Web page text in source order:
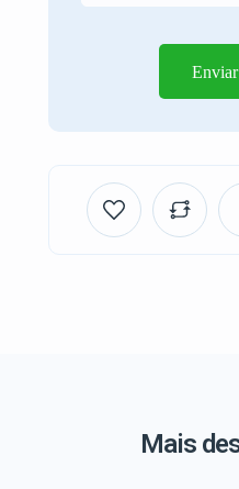
Enviar
Mais